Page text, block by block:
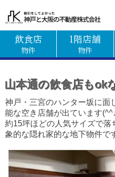
飲食店
物件
1階店舗
物件
山本通の飲食店もok
神戸・三宮のハンター坂に面
能な空き店舗が出ています
約15坪ほどの人気サイズで落
象的な隠れ家的な地下物件で